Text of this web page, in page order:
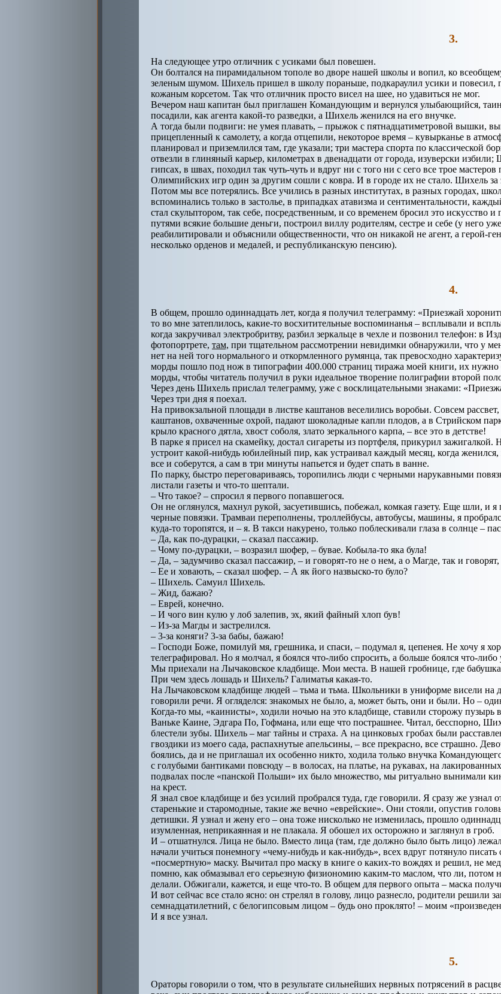
3.
На следующее утро отличник с усиками был повешен.
Он болтался на пирамидальном тополе во дворе нашей школы и вопил, ко
зеленым шумом. Шихель пришел в школу пораньше, подкараулил усики и повесил,
кожаным корсетом. Так что отличник просто висел на шее, но удавиться не мог.
Вечером наш капитан был приглашен Командующим и вернулся улыбающийся,
посадили, как агента какой-то разведки, а Шихель женился на его внучке.
А тогда были подвиги: не умея плавать, – прыжок с пятнадцатиметровой вышки,
прицепленный к самолету, а когда отцепили, некоторое время – кувырканье в
планировал и приземлился там, где указали; три мастера спорта по классической
отвезли в глиняный карьер, километрах в двенадцати от города, изуверски
гипсах, в швах, походил так чуть-чуть и вдруг ни с того ни с сего все трое
Олимпийских игр один за другим сошли с ковра. И в городе их не стало. Шихель
Потом мы все потерялись. Все учились в разных институтах, в разных городах,
вспоминались только в застолье, в припадках атавизма и сентиментальности,
стал скульптором, так себе, посредственным, и со временем бросил это искусство
путями всякие большие деньги, построил виллу родителям, сестре и себе (у него
реабилитировали и объяснили общественности, что он никакой не агент, а герой-
несколько орденов и медалей, и республиканскую пенсию).
4.
В общем, прошло одиннадцать лет, когда я получил телеграмму: «Приезжай
то во мне затеплилось, какие-то восхитительные воспоминанья – всплывали и
когда закручивал электробритву, разбил зеркальце в чехле и позвонил телефон: в
фотопортрете, там, при тщательном рассмотрении невидимки обнаружили, что у
нет на ней того нормального и откормленного румянца, так превосходно
морды пошло под нож в типографии 400.000 страниц тиража моей книги, их нужно
морды, чтобы читатель получил в руки идеальное творение полиграфии второй
Через день Шихель прислал телеграмму, уже с восклицательными знаками:
Через три дня я поехал.
На привокзальной площади в листве каштанов веселились воробьи. Совсем
каштанов, охваченные охрой, падают шоколадные капли плодов, а в Стрийском
крыло красного дятла, хвост соболя, злато зеркального карпа, – все это в детстве!
В парке я присел на скамейку, достал сигареты из портфеля, прикурил
устроит какой-нибудь юбилейный пир, как устраивал каждый месяц, когда
все и соберутся, а сам в три минуты напьется и будет спать в ванне.
По парку, быстро переговариваясь, торопились люди с черными нарукавными
листали газеты и что-то шептали.
– Что такое? – спросил я первого попавшегося.
Он не оглянулся, махнул рукой, засуетившись, побежал, комкая газету. Еще шли, и
черные повязки. Трамваи переполнены, троллейбусы, автобусы, машины, я
куда-то торопятся, и – я. В такси накурено, только поблескивали глаза в солнце –
– Да, как по-дурацки, – сказал пассажир.
– Чому по-дурацки, – возразил шофер, – бувае. Кобыла-то яка була!
– Да, – задумчиво сказал пассажир, – и говорят-то не о нем, а о Магде, так и
– Ее и ховають, – сказал шофер. – А як його назвыско-то було?
– Шихель. Самуил Шихель.
– Жид, бажаю?
– Еврей, конечно.
– И чого вин кулю у лоб залепив, эх, який файный хлоп був!
– Из-за Магды и застрелился.
– 3-за коняги? 3-за бабы, бажаю!
– Господи Боже, помилуй мя, грешника, и спаси, – подумал я, цепенея. Не хочу я
телеграфировал. Но я молчал, я боялся что-либо спросить, а больше боялся что-
Мы приехали на Лычаковское кладбище. Мои места. В нашей гробнице, где
При чем здесь лошадь и Шихель? Галиматья какая-то.
На Лычаковском кладбище людей – тьма и тьма. Школьники в униформе висели на
говорили речи. Я огляделся: знакомых не было, а, может быть, они и были. Но –
Когда-то мы, «каинисты», ходили ночью на это кладбище, ставили сторожу пузырь
Ваньке Каине, Эдгара По, Гофмана, или еще что пострашнее. Читал, бесспорно,
блестели зубы. Шихель – маг тайны и страха. А на цинковых гробах были
гвоздики из моего сада, распахнутые апельсины, – все прекрасно, все страшно.
боялись, да и не приглашал их особенно никто, ходила только внучка
с голубыми бантиками повсюду – в волосах, на платье, на рукавах, на
подвалах после «панской Польши» их было множество, мы ритуально вынимали
на крест.
Я знал свое кладбище и без усилий пробрался туда, где говорили. Я сразу же
старенькие и старомодные, такие же вечно «еврейские». Они стояли, опустив
детишки. Я узнал и жену его – она тоже нисколько не изменилась, прошло
изумленная, неприкаянная и не плакала. Я обошел их осторожно и заглянул в гроб.
И – отшатнулся. Лица не было. Вместо лица (там, где должно было быть лицо)
начали учиться понемногу «чему-нибудь и как-нибудь», всех вдруг потянуло
«посмертную» маску. Вычитал про маску в книге о каких-то вождях и решил, не
помню, как обмазывал его серьезную физиономию каким-то маслом, что ли, потом
делали. Обжигали, кажется, и еще что-то. В общем для первого опыта – маска
И вот сейчас все стало ясно: он стрелял в голову, лицо разнесло, родители решили
семнадцатилетний, с белогипсовым лицом – будь оно проклято! – моим
И я все узнал.
5.
Ораторы говорили о том, что в результате сильнейших нервных потрясений в